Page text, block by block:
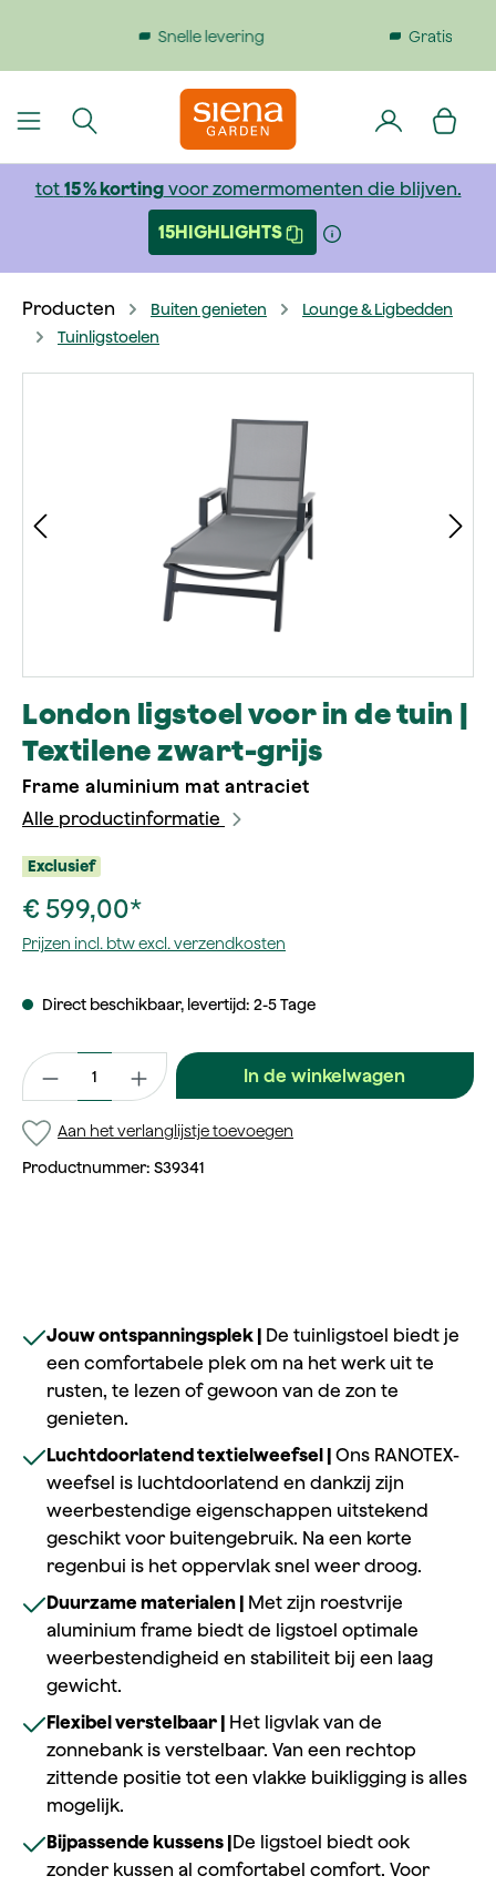
Gratis verzending bij bestellingen boven €199
tot 15 % kortingvoor zomermomenten die blijven.
15HIGHLIGHTS
Producten Buiten genieten
Lounge & Ligbedden
Tuinligstoelen
London ligstoel voor in de tuin |
Textilene zwart-grijs
Frame aluminium mat antraciet
Alle productinformatie
Exclusief
€ 599,00*
Prijzen incl. btw excl. verzendkosten
Direct beschikbaar, levertijd: 2-5 Tage
Productaantal: Voer de gewenste waarde in of gebruik de
In de winkelwagen
Aan het verlanglijstje toevoegen
Productnummer: S39341
Jouw ontspanningsplek | De tuinligstoel biedt je
een comfortabele plek om na het werk uit te
rusten, te lezen of gewoon van de zon te
genieten.
Luchtdoorlatend textielweefsel | Ons RANOTEX-
weefsel is luchtdoorlatend en dankzij zijn
weerbestendige eigenschappen uitstekend
geschikt voor buitengebruik. Na een korte
regenbui is het oppervlak snel weer droog.
Duurzame materialen | Met zijn roestvrije
aluminium frame biedt de ligstoel optimale
weerbestendigheid en stabiliteit bij een laag
gewicht.
Flexibel verstelbaar | Het ligvlak van de
zonnebank is verstelbaar. Van een rechtop
zittende positie tot een vlakke buikligging is alles
mogelijk.
Bijpassende kussens |De ligstoel biedt ook
zonder kussen al comfortabel comfort. Voor